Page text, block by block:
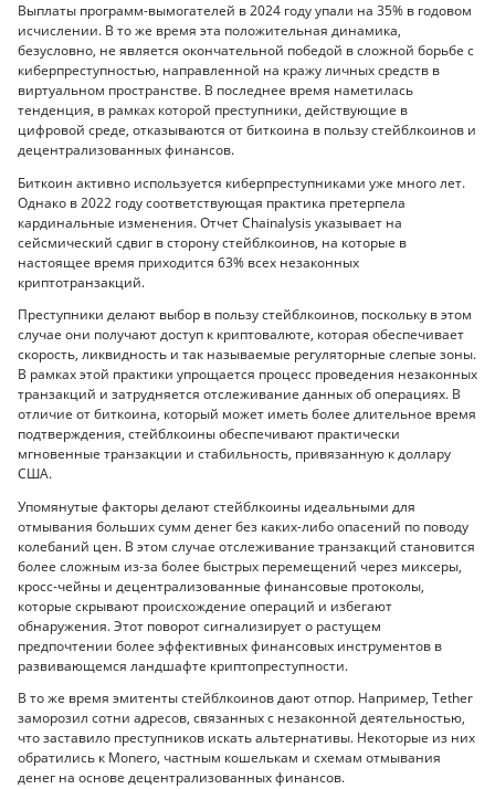
Выплаты программ-вымогателей в 2024 году упали на 35% в годовом
исчислении. В то же время эта положительная динамика,
безусловно, не является окончательной победой в сложной борьбе с
киберпреступностью, направленной на кражу личных средств в
виртуальном пространстве. В последнее время наметилась
тенденция, в рамках которой преступники, действующие в
цифровой среде, отказываются от биткоина в пользу стейблкоинов и
децентрализованных финансов.
Биткоин активно используется киберпреступниками уже много лет.
Однако в 2022 году соответствующая практика претерпела
кардинальные изменения. Отчет Chainalysis указывает на
сейсмический сдвиг в сторону стейблкоинов, на которые в
настоящее время приходится 63% всех незаконных
криптотранзакций.
Преступники делают выбор в пользу стейблкоинов, поскольку в этом
случае они получают доступ к криптовалюте, которая обеспечивает
скорость, ликвидность и так называемые регуляторные слепые зоны.
В рамках этой практики упрощается процесс проведения незаконных
транзакций и затрудняется отслеживание данных об операциях. В
отличие от биткоина, который может иметь более длительное время
подтверждения, стейблкоины обеспечивают практически
мгновенные транзакции и стабильность, привязанную к доллару
США.
Упомянутые факторы делают стейблкоины идеальными для
отмывания больших сумм денег без каких-либо опасений по поводу
колебаний цен. В этом случае отслеживание транзакций становится
более сложным из-за более быстрых перемещений через миксеры,
кросс-чейны и децентрализованные финансовые протоколы,
которые скрывают происхождение операций и избегают
обнаружения. Этот поворот сигнализирует о растущем
предпочтении более эффективных финансовых инструментов в
развивающемся ландшафте криптопреступности.
В то же время эмитенты стейблкоинов дают отпор. Например, Tether
заморозил сотни адресов, связанных с незаконной деятельностью,
что заставило преступников искать альтернативы. Некоторые из них
обратились к Monero, частным кошелькам и схемам отмывания
денег на основе децентрализованных финансов.